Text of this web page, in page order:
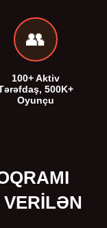
👥
100+ Aktiv
500K+
Oyunçu
VERILƏN